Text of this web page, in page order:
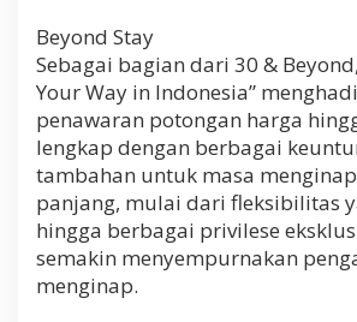
Beyond Stay
Sebagai bagian dari 30 &
Your Way in Indonesia”
penawaran potongan harga
lengkap dengan berbagai
tambahan untuk masa
panjang, mulai dari fleksibilitas
hingga berbagai privilese
semakin menyempurnakan
menginap.